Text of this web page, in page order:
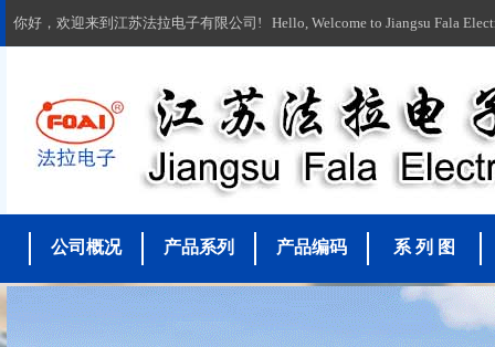
你好，欢迎来到江苏法拉电子有限公司! Hello, Welcome to Jiangsu Fala
公司概况 产品系列 产品编码 系 列 图